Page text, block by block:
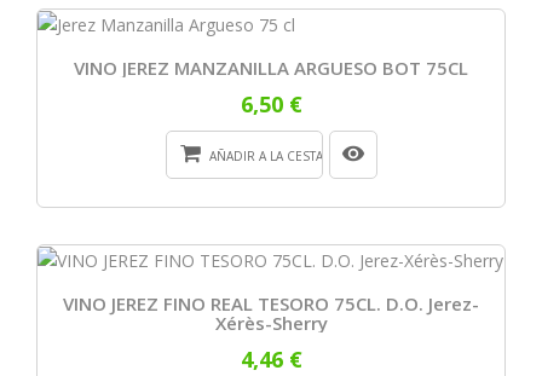
VINO JEREZ MANZANILLA ARGUESO BOT 75CL
6,50 €
AÑADIR A LA CESTA
VINO JEREZ FINO REAL TESORO 75CL. D.O. Jerez-
Xérès-Sherry
4,46 €